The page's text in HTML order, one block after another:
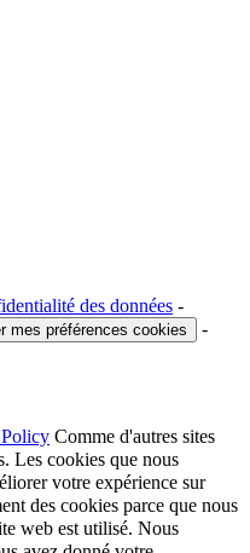
des données -
mes préférences cookies
-
Comme d'autres sites
Les cookies que nous
votre expérience sur
des cookies parce que nous
web est utilisé. Nous